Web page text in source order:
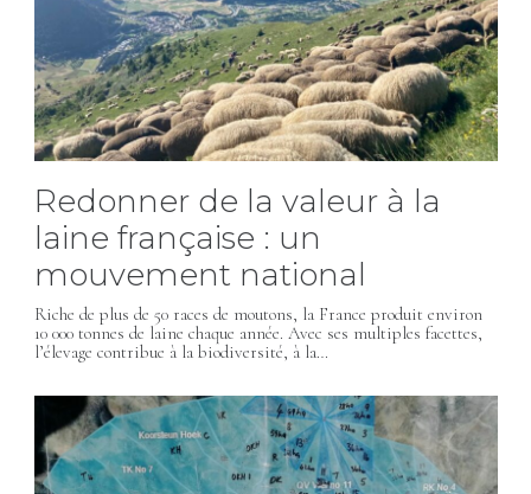
Redonner de la valeur à la
laine française : un
mouvement national
Riche de plus de 50 races de moutons, la France produit environ
10 000 tonnes de laine chaque année. Avec ses multiples facettes,
l’élevage contribue à la biodiversité, à la…